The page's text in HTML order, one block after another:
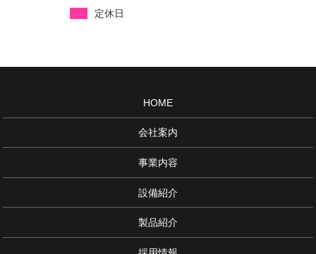
定休日
HOME
会社案内
事業内容
設備紹介
製品紹介